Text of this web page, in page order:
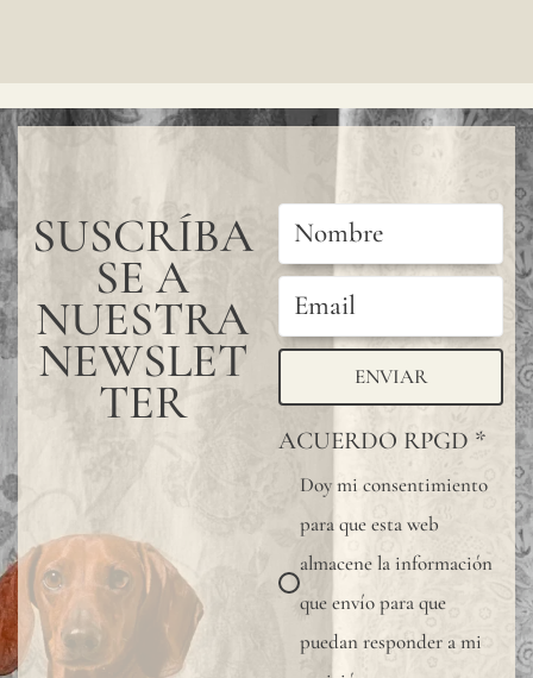
SUSCRÍBA
SE A
NUESTRA
NEWSLET
TER ENVIAR
ACUERDO RPGD *
Doy mi consentimiento
para que esta web
almacene la información
que envío para que
puedan responder a mi